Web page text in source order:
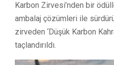
Karbon Zirvesi’nden bir
ambalaj çözümleri ile
zirveden ‘Düşük Karbon
taçlandırıldı.